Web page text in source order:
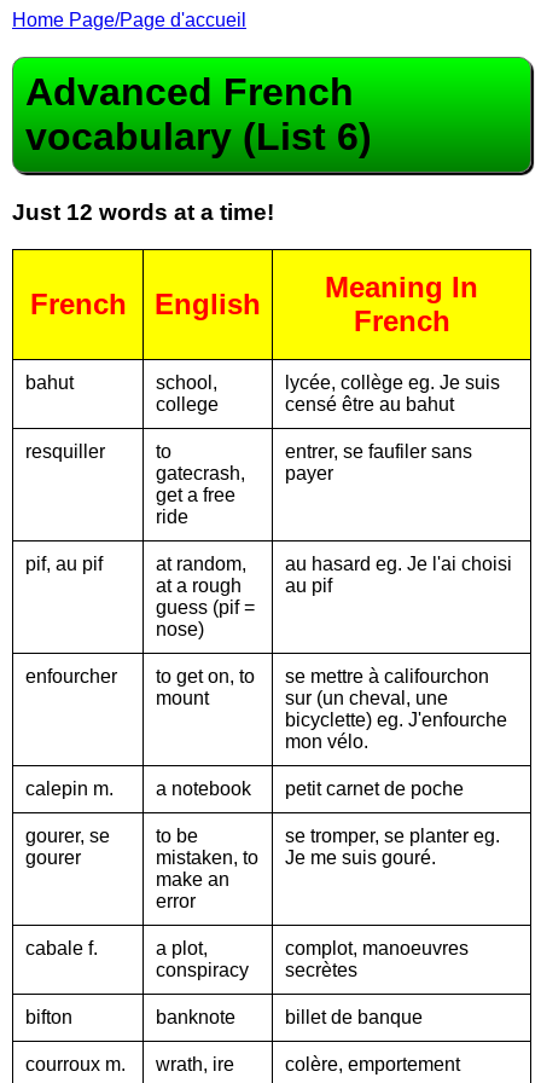
Home Page/Page d'accueil
Advanced French
vocabulary (List 6)
Just 12 words at a time!
French English
Meaning In
French
bahut
school,
college
lycée, collège eg. Je suis
censé être au bahut
resquiller
to
gatecrash,
get a free
ride
entrer, se faufiler sans
payer
pif, au pif
at random,
at a rough
guess (pif =
nose)
au hasard eg. Je l'ai choisi
au pif
enfourcher
to get on, to
mount
se mettre à califourchon
sur (un cheval, une
bicyclette) eg. J'enfourche
mon vélo.
calepin m. a notebook petit carnet de poche
gourer, se
gourer
to be
mistaken, to
make an
error
se tromper, se planter eg.
Je me suis gouré.
cabale f.
a plot,
conspiracy
complot, manoeuvres
secrètes
bifton banknote billet de banque
courroux m. wrath, ire colère, emportement